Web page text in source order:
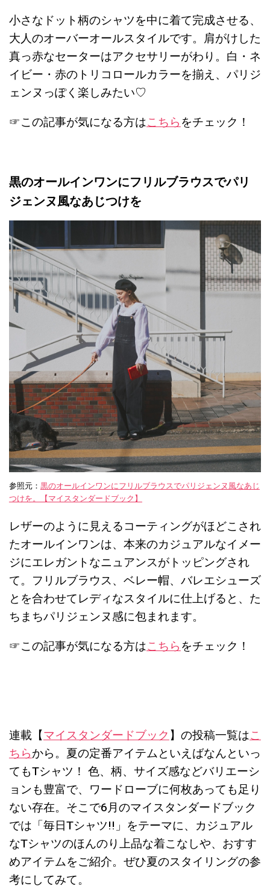
小さなドット柄のシャツを中に着て完成させる、
大人のオーバーオールスタイルです。肩がけした
真っ赤なセーターはアクセサリーがわり。白・ネ
イビー・赤のトリコロールカラーを揃え、パリジ
ェンヌっぽく楽しみたい♡
☞この記事が気になる方はこちらをチェック！
黒のオールインワンにフリルブラウスでパリ
ジェンヌ風なあじつけを
参照元： 黒のオールインワンにフリルブラウスでパリジェンヌ風なあじ
つけを。【マイスタンダードブック】
レザーのように見えるコーティングがほどこされ
たオールインワンは、本来のカジュアルなイメー
ジにエレガントなニュアンスがトッピングされ
て。フリルブラウス、ベレー帽、バレエシューズ
とを合わせてレディなスタイルに仕上げると、た
ちまちパリジェンヌ感に包まれます。
☞この記事が気になる方はこちらをチェック！
連載【マイスタンダードブック】の投稿一覧はこ
ちらから。夏の定番アイテムといえばなんといっ
てもTシャツ！ 色、柄、サイズ感などバリエーシ
ョンも豊富で、ワードローブに何枚あっても足り
ない存在。そこで6月のマイスタンダードブック
では「毎日Tシャツ!!」をテーマに、カジュアル
なTシャツのほんのり上品な着こなしや、おすす
めアイテムをご紹介。ぜひ夏のスタイリングの参
考にしてみて。